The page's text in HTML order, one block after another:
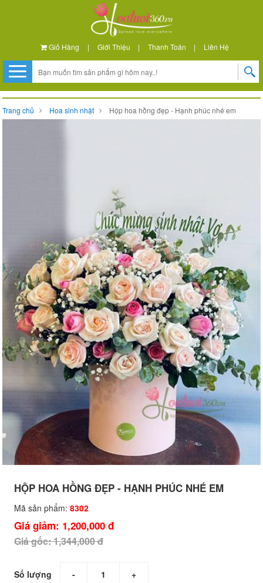
Giỏ Hàng | Giới Thiệu | Thanh Toán | Liên Hệ
Trang chủ Hoa sinh nhật Hộp hoa hồng đẹp - Hạnh phúc nhé em
HỘP HOA HỒNG ĐẸP - HẠNH PHÚC NHÉ EM
Mã sản phẩm: 8302
Giá giảm: 1,200,000 đ
Giá gốc: 1,344,000 đ
Số lượng - +